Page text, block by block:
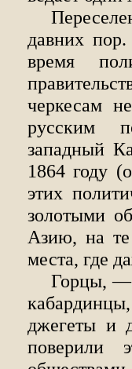
давних
время
черкесам
русским
западный
1864 году
этих
золотыми
Азию, на
места, где
Горцы, —
джегеты и
поверили